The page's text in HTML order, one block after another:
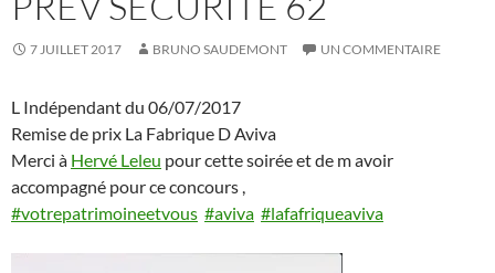
7 JUILLET 2017 BRUNO SAUDEMONT UN COMMENTAIRE
L Indépendant du 06/07/2017
Remise de prix La Fabrique D Aviva
Merci à Hervé Leleu pour cette soirée et de m avoir
accompagné pour ce concours ,
#votrepatrimoineetvous #aviva #lafafriqueaviva